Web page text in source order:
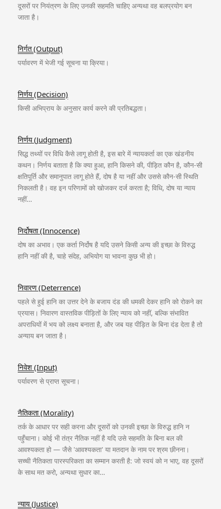
दूसरों पर नियंत्रण के लिए उनकी सहमति चाहिए अन्यथा वह बलप्रयोग बन
जाता है।
निर्गत (Output)
पर्यावरण में भेजी गई सूचना या क्रिया।
निर्णय (Decision)
किसी अभिप्राय के अनुसार कार्य करने की प्रतिबद्धता।
निर्णय (Judgment)
सिद्ध तथ्यों पर विधि कैसे लागू होती है, इस बारे में न्यायकर्ता का एक खंडनीय
कथन। निर्णय बताता है कि क्या हुआ, हानि किसने की, पीड़ित कौन है, कौन-सी
क्षतिपूर्ति और समानुपात लागू होते हैं, दोष है या नहीं और उससे कौन-सी स्थिति
निकलती है। वह इन परिणामों को खोजकर दर्ज करता है; विधि, दोष या न्याय
नहीं…
निर्दोषता (Innocence)
दोष का अभाव। एक कर्ता निर्दोष है यदि उसने किसी अन्य की इच्छा के विरुद्ध
हानि नहीं की है, चाहे संदेह, अभियोग या भावना कुछ भी हो।
निवारण (Deterrence)
पहले से हुई हानि का उत्तर देने के बजाय दंड की धमकी देकर हानि को रोकने का
प्रयास। निवारण वास्तविक पीड़ितों के लिए न्याय को नहीं, बल्कि संभावित
अपराधियों में भय को लक्ष्य बनाता है, और जब यह पीड़ित के बिना दंड देता है तो
अन्याय बन जाता है।
निवेश (Input)
पर्यावरण से प्राप्त सूचना।
नैतिकता (Morality)
तर्क के आधार पर सही करना और दूसरों को उनकी इच्छा के विरुद्ध हानि न
पहुँचाना। कोई भी तंत्र नैतिक नहीं है यदि उसे सहमति के बिना बल की
आवश्यकता हो — जैसे 'आवश्यकता' या मतदान के नाम पर श्रम छीनना।
सच्ची नैतिकता पारस्परिकता का सम्मान करती है: जो स्वयं को न भाए, वह दूसरों
के साथ मत करो, अन्यथा सुधार का…
न्याय (Justice)